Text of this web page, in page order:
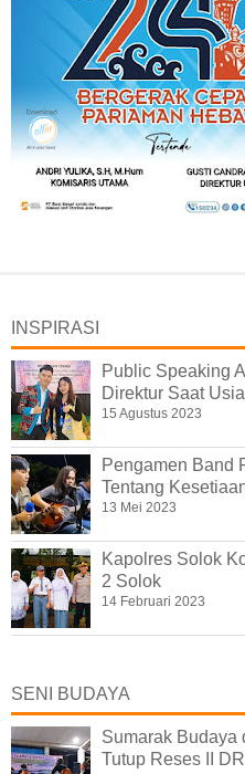
INSPIRASI
Public Speaking
Direktur Saat
15 Agustus 2023
Pengamen Band
Tentang
13 Mei 2023
Kapolres Solok
2 Solok
14 Februari 2023
SENI BUDAYA
Sumarak Budaya
Tutup Reses II